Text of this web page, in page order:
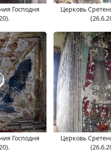
Господня
Церковь
Господня
Церковь